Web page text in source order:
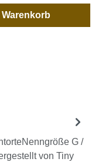
Warenkorb
G /
von Tiny